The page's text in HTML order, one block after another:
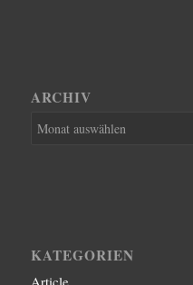
ARCHIV
KATEGORIEN